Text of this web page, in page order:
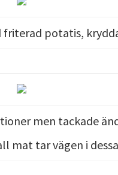
potatis,
men tackade
mat tar vägen i